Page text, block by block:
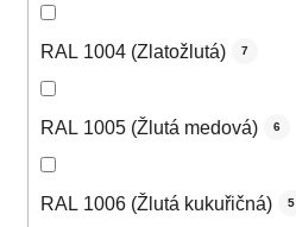
RAL 1004 (Zlatožlutá) 7
RAL 1005 (Žlutá medová) 6
RAL 1006 (Žlutá kukuřičná) 5